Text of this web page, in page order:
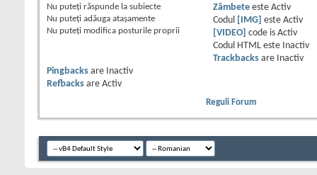
Nu puteţi răspunde la subiecte
Nu puteţi adăuga ataşamente
Nu puteţi modifica posturile proprii
Zâmbeteeste Activ
Codul
[IMG] este Activ
[VIDEO] code is Activ
Codul HTML este
Inactiv
Trackbacksare
Inactiv
Pingbacks are
Inactiv
Refbacks are Activ
Reguli Forum